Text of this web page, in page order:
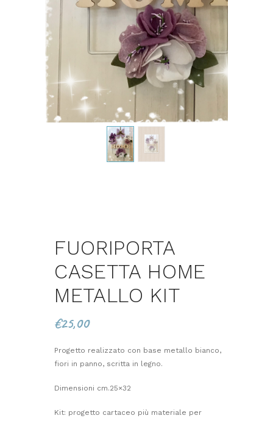
FUORIPORTA
CASETTA HOME
METALLO KIT
€25,00
Progetto realizzato con base metallo bianco,
fiori in panno, scritta in legno.
Dimensioni cm.25×32
Kit: progetto cartaceo più materiale per